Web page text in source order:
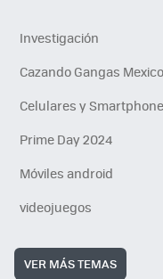
Investigación
Cazando Gangas Mexico
Celulares y
Prime Day 2024
Móviles android
videojuegos
VER MÁS TEMAS